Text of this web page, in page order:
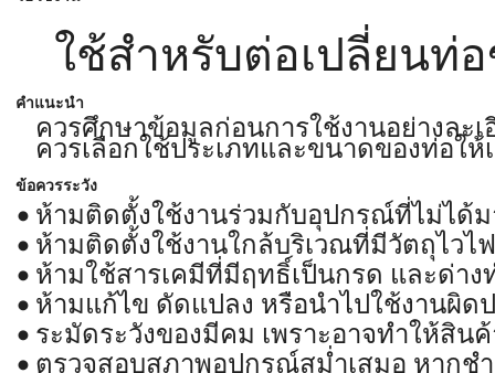
ใช้สำหรับต่อเปลี่ยนท่
คำแนะนำ
ควรศึกษาข้อมูลก่อนการใช้งานอย่างละเ
ควรเลือกใช้ประเภทและขนาดของท่อใ
ข้อควรระวัง
ห้ามติดตั้งใช้งานร่วมกับอุปกรณ์ที่ไม่ได้ม
ห้ามติดตั้งใช้งานใกล้บริเวณที่มีวัตถุไวไฟ
ห้ามใช้สารเคมีที่มีฤทธิ์เป็นกรด และด่าง
ห้ามแก้ไข ดัดแปลง หรือนำไปใช้งานผิด
ระมัดระวังของมีคม เพราะอาจทำให้สินค้
ตรวจสอบสภาพอุปกรณ์สม่ำเสมอ หากช